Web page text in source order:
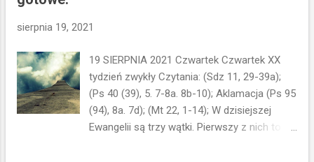
Człowiek to ciało czyli fizjologia, psychika,
sercem) no i w końcu sfera duchowa
Kochać Boga całym sercem, duszą,
umysłem i mocą...to kochać Go każdą
cząstką, na którą się składam. Moja miłość
sierpnia 19, 2021
19 SIERPNIA 2021 Czwartek Czwartek XX
tydzień zwykły Czytania: (Sdz 11, 29-39a);
(Ps 40 (39), 5. 7-8a. 8b-10); Aklamacja (Ps 95
(94), 8a. 7d); (Mt 22, 1-14); W dzisiejszej
Ewangelii są trzy wątki. Pierwszy z nich to